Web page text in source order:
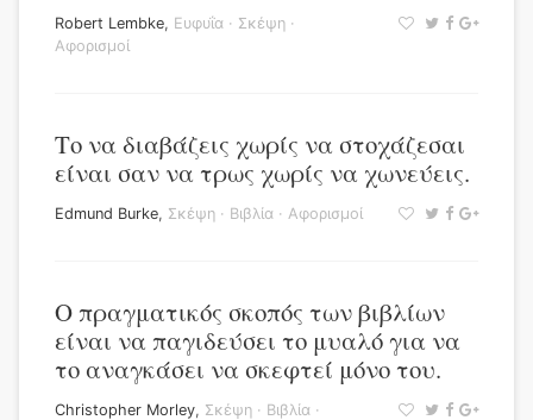
Robert Lembke, Ευφυΐα · Σκέψη ·
Αφορισμοί
Το να διαβάζεις χωρίς να στοχάζεσαι
είναι σαν να τρως χωρίς να χωνεύεις.
Edmund Burke, Σκέψη · Βιβλία · Αφορισμοί
Ο πραγματικός σκοπός των βιβλίων
είναι να παγιδεύσει το μυαλό για να
το αναγκάσει να σκεφτεί μόνο του.
Christopher Morley, Σκέψη · Βιβλία ·